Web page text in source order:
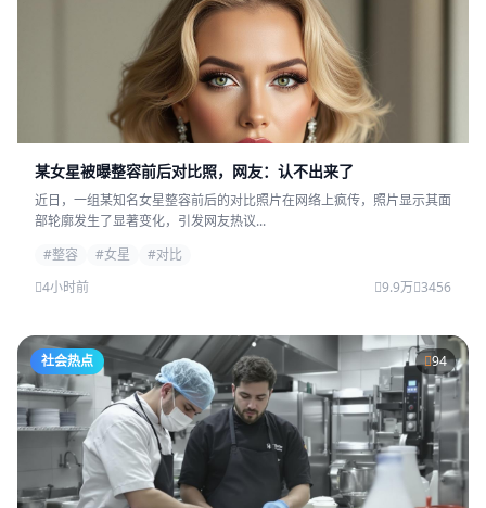
某女星被曝整容前后对比照，网友：认不出来了
近日，一组某知名女星整容前后的对比照片在网络上疯传，照片显示其面
部轮廓发生了显著变化，引发网友热议...
#整容
#女星
#对比
4小时前
9.9万 3456
社会热点 94